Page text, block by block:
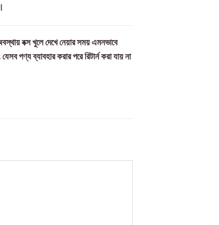
বক্স খুলে দেখে নেয়ার সময় এমনভাবে
পণ্য ব্যাবহার করার পরে রিটার্ন করা যায় না